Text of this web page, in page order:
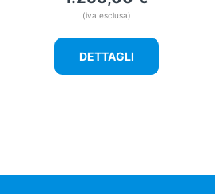
(iva esclusa)
DETTAGLI